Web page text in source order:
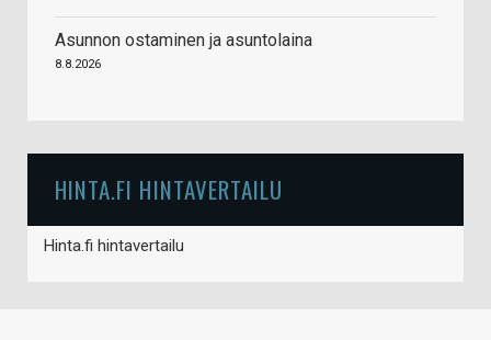
Asunnon ostaminen ja asuntolaina
8.8.2026
HINTA.FI HINTAVERTAILU
Hinta.fi hintavertailu